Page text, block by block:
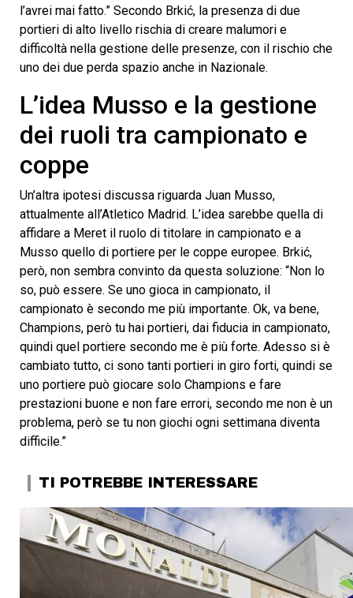
l’avrei mai fatto.” Secondo Brkić, la presenza di due
portieri di alto livello rischia di creare malumori e
difficoltà nella gestione delle presenze, con il rischio che
uno dei due perda spazio anche in Nazionale.
L’idea Musso e la gestione
dei ruoli tra campionato e
coppe
Un’altra ipotesi discussa riguarda Juan Musso,
attualmente all’Atletico Madrid. L’idea sarebbe quella di
affidare a Meret il ruolo di titolare in campionato e a
Musso quello di portiere per le coppe europee. Brkić,
però, non sembra convinto da questa soluzione: “Non lo
so, può essere. Se uno gioca in campionato, il
campionato è secondo me più importante. Ok, va bene,
Champions, però tu hai portieri, dai fiducia in campionato,
quindi quel portiere secondo me è più forte. Adesso si è
cambiato tutto, ci sono tanti portieri in giro forti, quindi se
uno portiere può giocare solo Champions e fare
prestazioni buone e non fare errori, secondo me non è un
problema, però se tu non giochi ogni settimana diventa
difficile.”
TI POTREBBE INTERESSARE